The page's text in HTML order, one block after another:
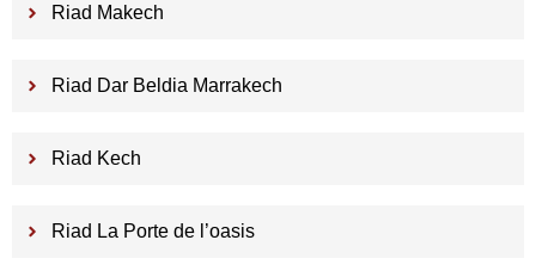
Riad Makech
Riad Dar Beldia Marrakech
Riad Kech
Riad La Porte de l’oasis